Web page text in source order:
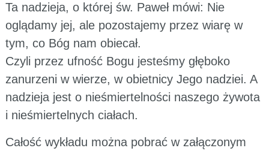
Ta nadzieja, o której św. Paweł mówi: Nie
oglądamy jej, ale pozostajemy przez wiarę w
tym, co Bóg nam obiecał.
Czyli przez ufność Bogu jesteśmy głęboko
zanurzeni w wierze, w obietnicy Jego nadziei. A
nadzieja jest o nieśmiertelności naszego żywota
i nieśmiertelnych ciałach.
Całość wykładu można pobrać w załączonym